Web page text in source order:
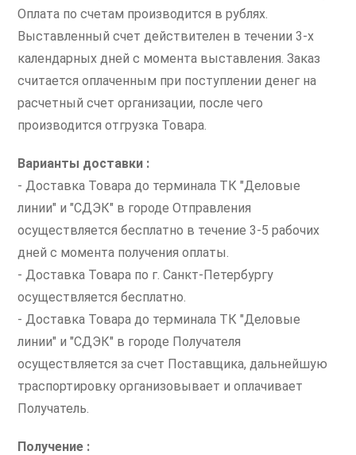
Оплата по счетам производится в рублях.
Выставленный счет действителен в течении 3-х
календарных дней с момента выставления. Заказ
считается оплаченным при поступлении денег на
расчетный счет организации, после чего
производится отгрузка Товара.
Варианты доставки :
- Доставка Товара до терминала ТК "Деловые
линии" и "СДЭК" в городе Отправления
осуществляется бесплатно в течение 3-5 рабочих
дней с момента получения оплаты.
- Доставка Товара по г. Санкт-Петербургу
осуществляется бесплатно.
- Доставка Товара до терминала ТК "Деловые
линии" и "СДЭК" в городе Получателя
осуществляется за счет Поставщика, дальнейшую
траспортировку организовывает и оплачивает
Получатель.
Получение :